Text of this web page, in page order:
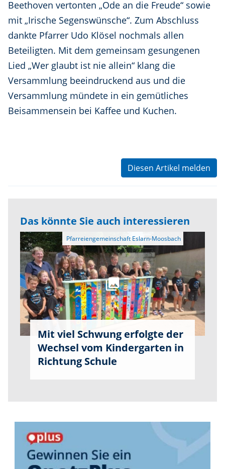
Beethoven vertonten „Ode an die Freude“ sowie
mit „Irische Segenswünsche“. Zum Abschluss
dankte Pfarrer Udo Klösel nochmals allen
Beteiligten. Mit dem gemeinsam gesungenen
Lied „Wer glaubt ist nie allein“ klang die
Versammlung beeindruckend aus und die
Versammlung mündete in ein gemütliches
Beisammensein bei Kaffee und Kuchen.
Diesen Artikel melden
Das könnte Sie auch interessieren
Pfarreiengemeinschaft Eslarn-Moosbach
Mit viel Schwung erfolgte der
Wechsel vom Kindergarten in
Richtung Schule